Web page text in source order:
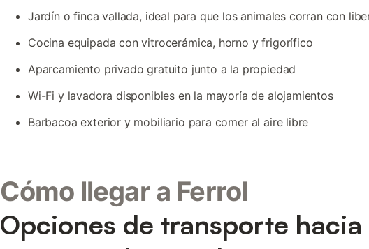
Jardín o finca vallada, ideal para que los animales corran con
Cocina equipada con vitrocerámica, horno y frigorífico
Aparcamiento privado gratuito junto a la propiedad
Wi-Fi y lavadora disponibles en la mayoría de alojamientos
Barbacoa exterior y mobiliario para comer al aire libre
Cómo llegar a Ferrol
Opciones de transporte hacia